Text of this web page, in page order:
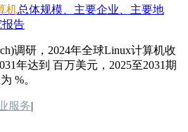
机总体规模、主要企业、主要地
报告
调研，2024年全球Linux计算机收
年达到 百万美元，2025至2031期
%。
服务|